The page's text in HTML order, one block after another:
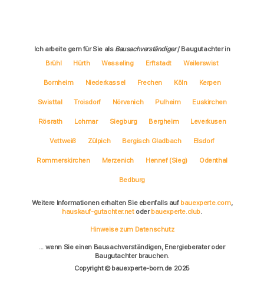
Ich arbeite gern für Sie als Bausachverständiger/ Baugutachter in
Brühl
Hürth Wesseling Erftstadt Weilerswist
Bornheim Niederkassel Frechen Köln Kerpen
Swisttal Troisdorf Nörvenich Pulheim Euskirchen
Rösrath Lohmar Siegburg Bergheim Leverkusen
Vettweiß Zülpich Bergisch Gladbach Elsdorf
Rommerskirchen Merzenich Hennef (Sieg) Odenthal
Bedburg
Weitere Informationen erhalten Sie ebenfalls auf bauexperte.com,
hauskauf-gutachter.netoderbauexperte.club.
Hinweise zum Datenschutz
... wenn Sie einen Bausachverständigen, Energieberater oder
Baugutachter brauchen.
Copyright © bauexperte-born.de 2025